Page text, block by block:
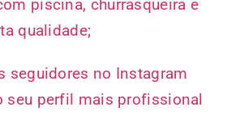
piscina, churrasqueira e
qualidade;
seguidores no Instagram
seu perfil mais profissional